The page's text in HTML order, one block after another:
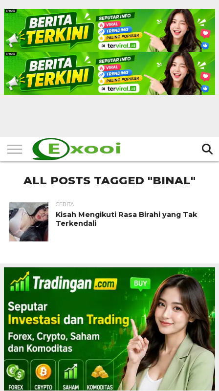
HOME
FILTER
BERITA
BIODATA
CERITA
CERPEN
EKSKLUSIF
FOTO
VIDEO
TIPS
MORE
ALL POSTS TAGGED "BINAL"
CERITA
Kisah Mengikuti Rasa Birahi yang Tak
Terkendali